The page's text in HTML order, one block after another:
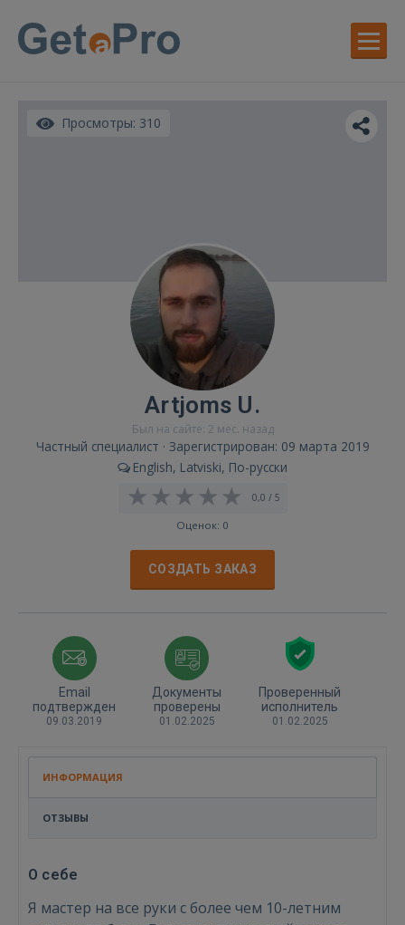
Просмотры: 310
Artjoms U.
Был на сайте: 2 мес. назад
Частный специалист · Зарегистрирован: 09 марта 2019
English, Latviski, По-русски
0,0 / 5
Оценок: 0
СОЗДАТЬ ЗАКАЗ
Email
подтвержден
09.03.2019
Документы
проверены
01.02.2025
Проверенный
исполнитель
01.02.2025
ИНФОРМАЦИЯ
ОТЗЫВЫ
О себе
Я мастер на все руки с более чем 10-летним